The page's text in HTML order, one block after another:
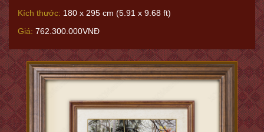
Kích thước: 180 x 295 cm (5.91 x 9.68 ft)
Giá: 762.300.000VNĐ